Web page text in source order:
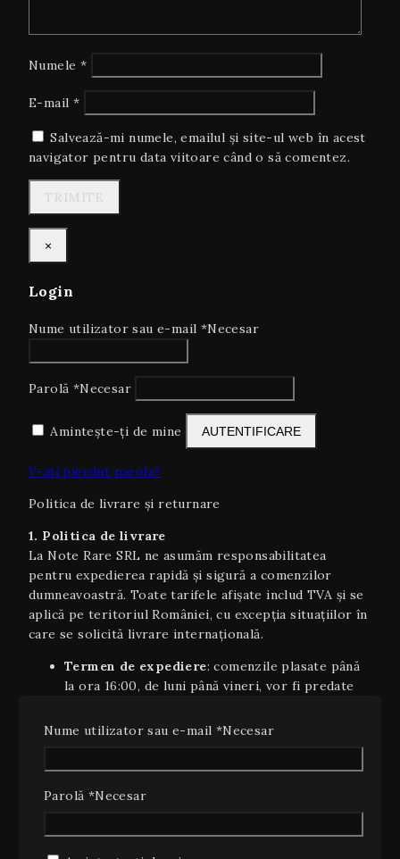
Numele *
E-mail *
Salvează-mi numele, emailul și site-ul web în acest
navigator pentru data viitoare când o să comentez.
×
Login
Nume utilizator sau e-mail *Necesar
Parolă *Necesar
Amintește-ți de mine AUTENTIFICARE
V-ați pierdut parola?
Politica de livrare și returnare
1. Politica de livrare
La Note Rare SRL ne asumăm responsabilitatea
pentru expedierea rapidă și sigură a comenzilor
dumneavoastră. Toate tarifele afișate includ TVA și se
aplică pe teritoriul României, cu excepția situaţiilor în
care se solicită livrare internaţională.
Termen de expediere: comenzile plasate până
la ora 16:00, de luni până vineri, vor fi predate
Costuri transport pe teritoriul României
valoarea sub 450 lei.
Nume utilizator sau e-mail *Necesar
Parolă *Necesar